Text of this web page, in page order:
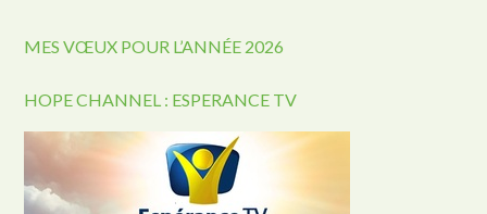
MES VŒUX POUR L’ANNÉE 2026
HOPE CHANNEL : ESPERANCE TV